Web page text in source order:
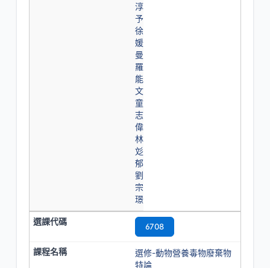
淳
予
徐
媛
曼
羅
能
文
童
志
偉
林
彣
郁
劉
宗
璟
6708
選修-動物營養毒物廢棄物
特論